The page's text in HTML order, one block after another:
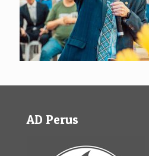
AD Perus